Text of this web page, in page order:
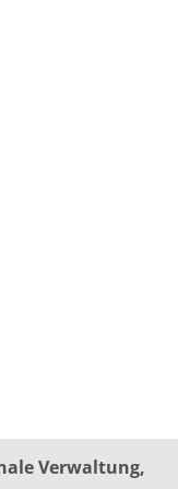
Verwaltung,